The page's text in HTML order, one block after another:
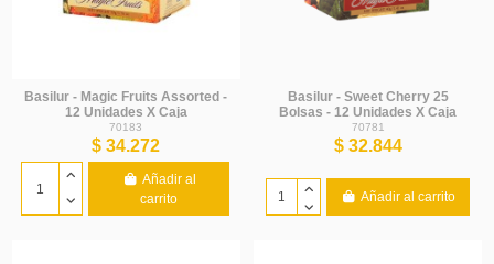
Basilur - Magic Fruits Assorted -
12 Unidades X Caja
70183
$ 34.272
Añadir al
carrito
Basilur - Sweet Cherry 25
Bolsas - 12 Unidades X Caja
70781
$ 32.844
Añadir al carrito